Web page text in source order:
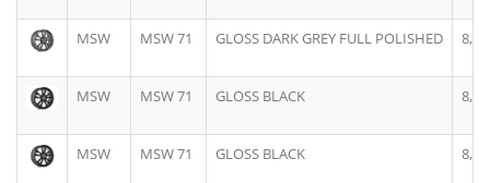
MSW MSW 71 GLOSS DARK GREY FULL POLISHED 8,5J
MSW MSW 71 GLOSS BLACK 8,5J
MSW MSW 71 GLOSS BLACK 8,5J